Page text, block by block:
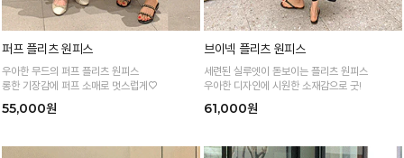
퍼프 플리츠 원피스
우아한 무드의 퍼프 플리츠 원피스
롱한 기장감에 퍼프 소매로 멋스럽게♡
55,000원
브이넥 플리츠 원피스
세련된 실루엣이 돋보이는 플리츠 원피스
우아한 디자인에 시원한 소재감으로 굿!
61,000원